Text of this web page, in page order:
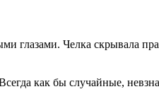
глазами. Челка скрывала
как бы случайные,